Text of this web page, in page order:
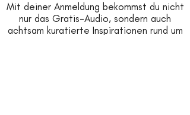
Mit deiner Anmeldung bekommst du nicht
nur das Gratis-Audio, sondern auch
achtsam kuratierte Inspirationen rund um